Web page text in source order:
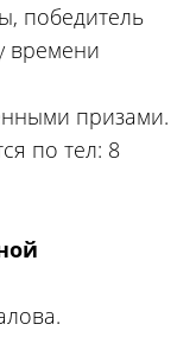
победитель
времени
призами.
по тел: 8